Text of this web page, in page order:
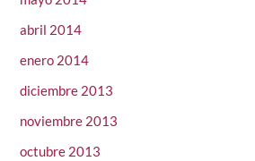
abril 2014
enero 2014
diciembre 2013
noviembre 2013
octubre 2013